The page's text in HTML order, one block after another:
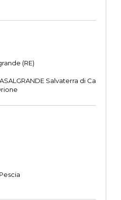
(RE)
Salvaterra di Ca